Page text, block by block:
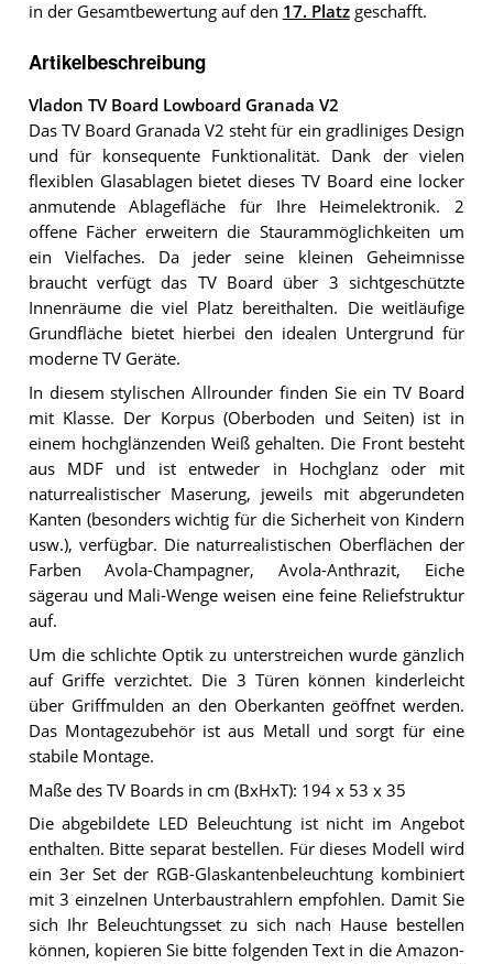
in der Gesamtbewertung auf den 17. Platzgeschafft.
Artikelbeschreibung
Vladon TV Board Lowboard Granada V2
Das TV Board Granada V2 steht für ein gradliniges Design
und für konsequente Funktionalität. Dank der vielen
flexiblen Glasablagen bietet dieses TV Board eine locker
anmutende Ablagefläche für Ihre Heimelektronik. 2
offene Fächer erweitern die Staurammöglichkeiten um
ein Vielfaches. Da jeder seine kleinen Geheimnisse
braucht verfügt das TV Board über 3 sichtgeschützte
Innenräume die viel Platz bereithalten. Die weitläufige
Grundfläche bietet hierbei den idealen Untergrund für
moderne TV Geräte.
In diesem stylischen Allrounder finden Sie ein TV Board
mit Klasse. Der Korpus (Oberboden und Seiten) ist in
einem hochglänzenden Weiß gehalten. Die Front besteht
aus MDF und ist entweder in Hochglanz oder mit
naturrealistischer Maserung, jeweils mit abgerundeten
Kanten (besonders wichtig für die Sicherheit von Kindern
usw.), verfügbar. Die naturrealistischen Oberflächen der
Farben Avola-Champagner, Avola-Anthrazit, Eiche
sägerau und Mali-Wenge weisen eine feine Reliefstruktur
auf.
Um die schlichte Optik zu unterstreichen wurde gänzlich
auf Griffe verzichtet. Die 3 Türen können kinderleicht
über Griffmulden an den Oberkanten geöffnet werden.
Das Montagezubehör ist aus Metall und sorgt für eine
stabile Montage.
Maße des TV Boards in cm (BxHxT): 194 x 53 x 35
Die abgebildete LED Beleuchtung ist nicht im Angebot
enthalten. Bitte separat bestellen. Für dieses Modell wird
ein 3er Set der RGB-Glaskantenbeleuchtung kombiniert
mit 3 einzelnen Unterbaustrahlern empfohlen. Damit Sie
sich Ihr Beleuchtungsset zu sich nach Hause bestellen
können, kopieren Sie bitte folgenden Text in die Amazon-